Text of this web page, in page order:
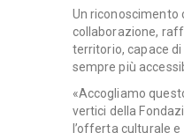
Un riconoscimento
collaborazione,
territorio, capace
sempre più
«Accogliamo
vertici della
l’offerta culturale